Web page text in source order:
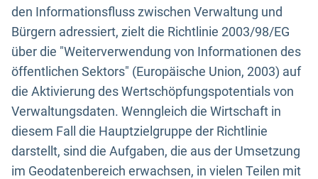
den Informationsfluss zwischen Verwaltung und
Bürgern adressiert, zielt die Richtlinie 2003/98/EG
über die "Weiterverwendung von Informationen des
öffentlichen Sektors" (Europäische Union, 2003) auf
die Aktivierung des Wertschöpfungspotentials von
Verwaltungsdaten. Wenngleich die Wirtschaft in
diesem Fall die Hauptzielgruppe der Richtlinie
darstellt, sind die Aufgaben, die aus der Umsetzung
im Geodatenbereich erwachsen, in vielen Teilen mit